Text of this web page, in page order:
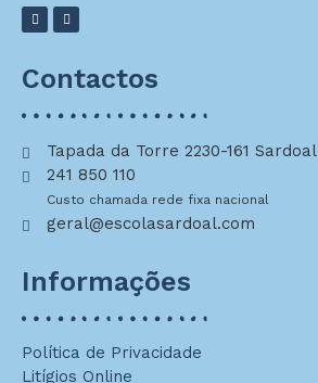
Contactos
Tapada da Torre 2230-161 Sardoal
241 850 110
Custo chamada rede fixa nacional
geral@escolasardoal.com
Informações
Política de Privacidade
Litígios Online